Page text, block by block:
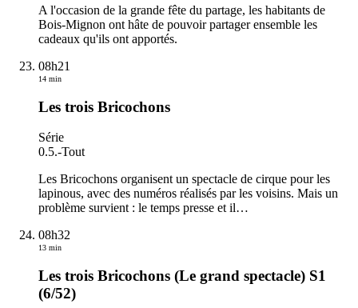
A l'occasion de la grande fête du partage, les habitants de
Bois-Mignon ont hâte de pouvoir partager ensemble les
cadeaux qu'ils ont apportés.
08h21
14 min
Les trois Bricochons
Série
0.5.-Tout
Les Bricochons organisent un spectacle de cirque pour les
lapinous, avec des numéros réalisés par les voisins. Mais un
problème survient : le temps presse et il…
08h32
13 min
Les trois Bricochons (Le grand spectacle) S1
(6/52)